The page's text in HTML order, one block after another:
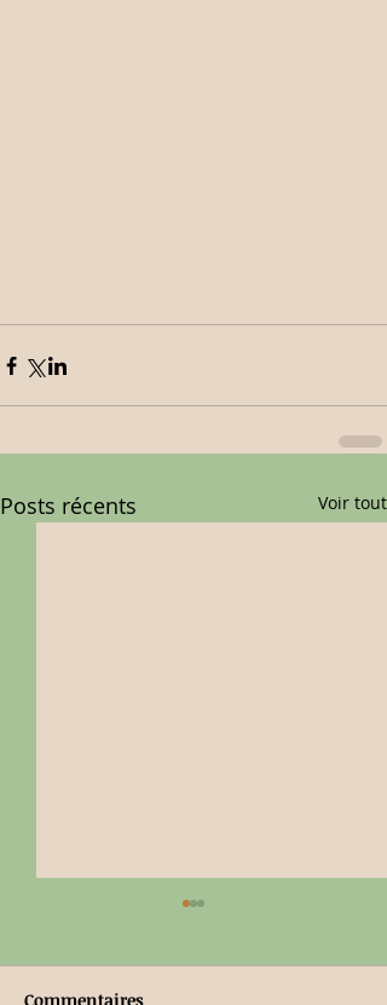
Posts récents Voir tout
Commentaires